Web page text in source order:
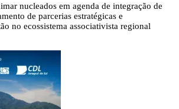
nucleados em agenda de integração de
de parcerias estratégicas e
no ecossistema associativista regional